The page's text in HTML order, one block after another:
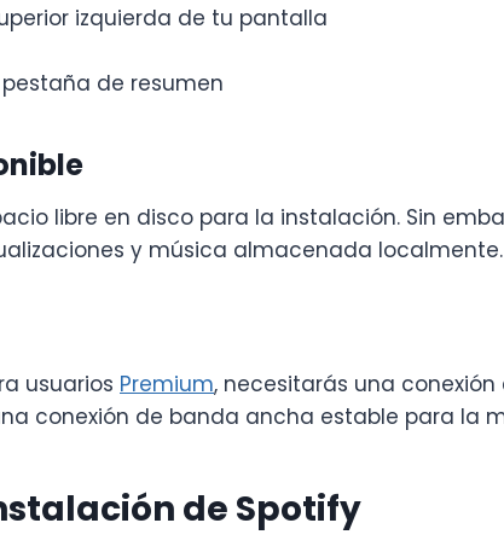
izquierda de tu pantalla
de resumen
libre en disco para la instalación. Sin
y música almacenada localmente.
usuarios Premium, necesitarás una
conexión de banda ancha estable para la
de Spotify